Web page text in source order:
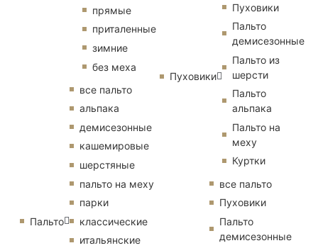
прямые
приталенные
зимние
без меха
Пальто
все пальто
альпака
демисезонные
кашемировые
шерстяные
пальто на меху
парки
классические
итальянские
Пуховики
Пуховики
Пальто
демисезонные
Пальто из
шерсти
Пальто
альпака
Пальто на
меху
Куртки
все пальто
Пуховики
Пальто
демисезонные